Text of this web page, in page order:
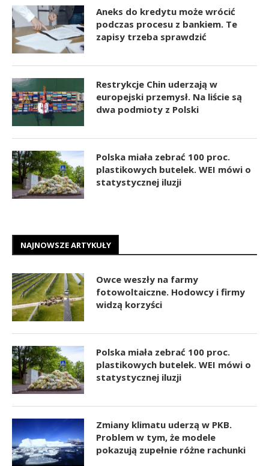
Aneks do kredytu może wrócić
podczas procesu z bankiem. Te
zapisy trzeba sprawdzić
Restrykcje Chin uderzają w
europejski przemysł. Na liście są
dwa podmioty z Polski
Polska miała zebrać 100 proc.
plastikowych butelek. WEI mówi o
statystycznej iluzji
NAJNOWSZE ARTYKUŁY
Owce weszły na farmy
fotowoltaiczne. Hodowcy i firmy
widzą korzyści
Polska miała zebrać 100 proc.
plastikowych butelek. WEI mówi o
statystycznej iluzji
Zmiany klimatu uderzą w PKB.
Problem w tym, że modele
pokazują zupełnie różne rachunki